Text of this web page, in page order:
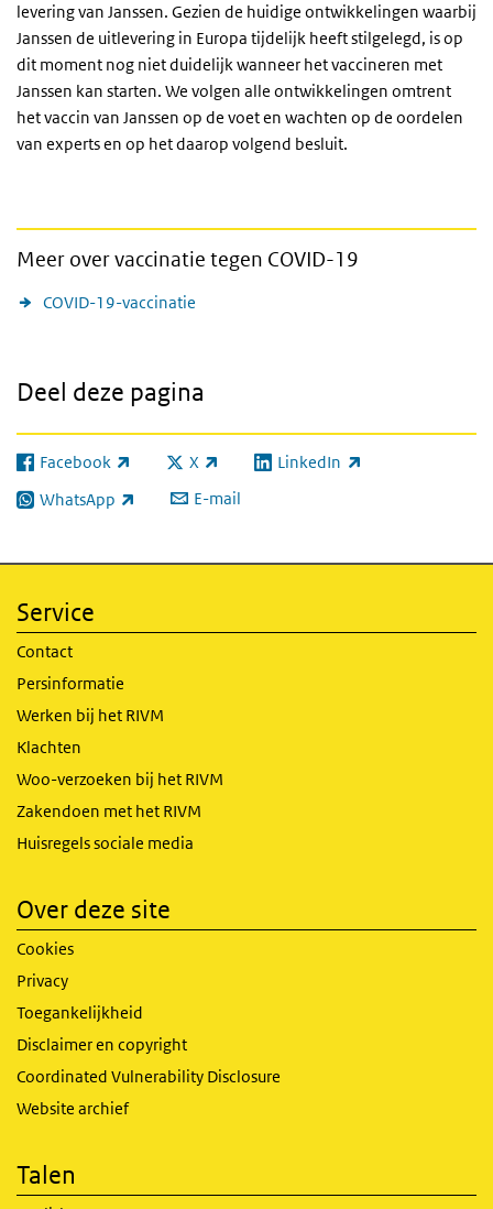
levering van Janssen. Gezien de huidige ontwikkelingen waarbij
Janssen de uitlevering in Europa tijdelijk heeft stilgelegd, is op
dit moment nog niet duidelijk wanneer het vaccineren met
Janssen kan starten. We volgen alle ontwikkelingen omtrent
het vaccin van Janssen op de voet en wachten op de oordelen
van experts en op het daarop volgend besluit.
Meer over vaccinatie tegen COVID-19
COVID-19-vaccinatie
Deel deze pagina
Facebook
(externe link) X
(externe link) LinkedIn
(externe link)
WhatsApp
(externe link) E-mail
Service
Contact
Persinformatie
Werken bij het RIVM
Klachten
Woo-verzoeken bij het RIVM
Zakendoen met het RIVM
Huisregels sociale media
Over deze site
Cookies
Privacy
Toegankelijkheid
Disclaimer en copyright
Coordinated Vulnerability Disclosure
Website archief
Talen